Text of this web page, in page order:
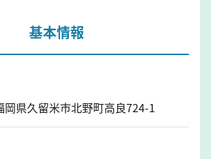
基本情報
県久留米市北野町高良724-1